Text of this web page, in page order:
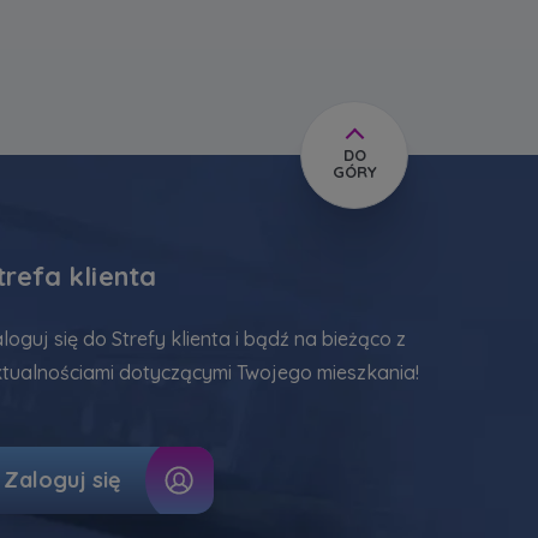
klienta
się do Strefy klienta i bądź na bieżąco z
dotyczącymi Twojego mieszkania!
Zaloguj się
DO
GÓRY